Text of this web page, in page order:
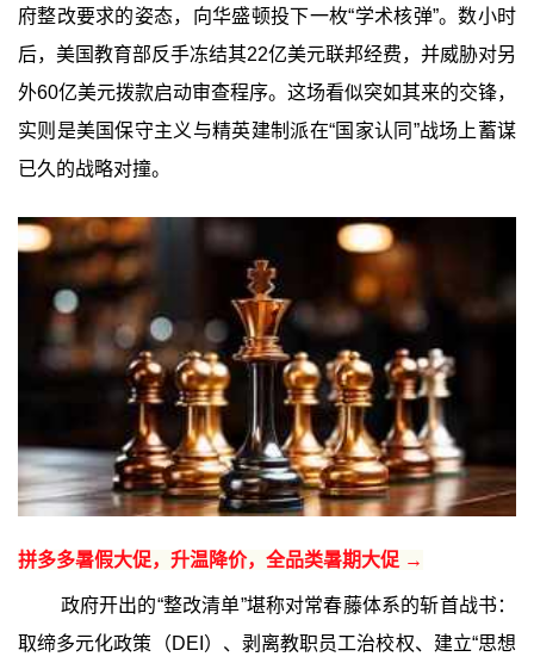
府整改要求的姿态，向华盛顿投下一枚“学术核弹”。数小时
后，美国教育部反手冻结其22亿美元联邦经费，并威胁对另
外60亿美元拨款启动审查程序。这场看似突如其来的交锋，
实则是美国保守主义与精英建制派在“国家认同”战场上蓄谋
已久的战略对撞。
拼多多暑假大促，升温降价，全品类暑期大促 →
政府开出的“整改清单”堪称对常春藤体系的斩首战书：
取缔多元化政策（DEI）、剥离教职员工治校权、建立“思想